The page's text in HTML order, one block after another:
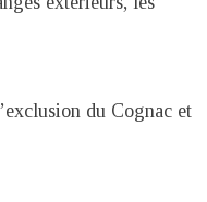
du Cognac et